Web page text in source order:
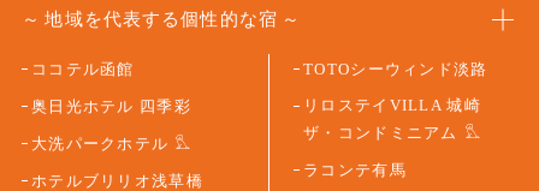
地域を代表する個性的な宿
ココテル函館
奥日光ホテル 四季彩
大洗パークホテル
ホテルブリリオ浅草橋
TOTOシーウィンド淡路
リロステイVILLA 城崎
ザ・コンドミニアム
ラコンテ有馬